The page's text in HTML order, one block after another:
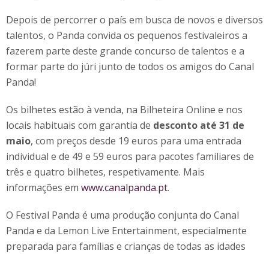
Depois de percorrer o país em busca de novos e diversos
talentos, o Panda convida os pequenos festivaleiros a
fazerem parte deste grande concurso de talentos e a
formar parte do júri junto de todos os amigos do Canal
Panda!
Os bilhetes estão à venda, na Bilheteira Online e nos
locais habituais com garantia de desconto até 31 de
maio, com preços desde 19 euros para uma entrada
individual e de 49 e 59 euros para pacotes familiares de
três e quatro bilhetes, respetivamente. Mais
informações em www.canalpanda.pt.
O Festival Panda é uma produção conjunta do Canal
Panda e da Lemon Live Entertainment, especialmente
preparada para famílias e crianças de todas as idades